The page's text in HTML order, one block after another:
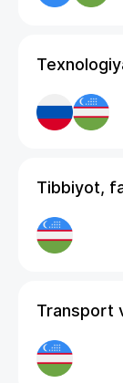
Tibbiyot,
Transport